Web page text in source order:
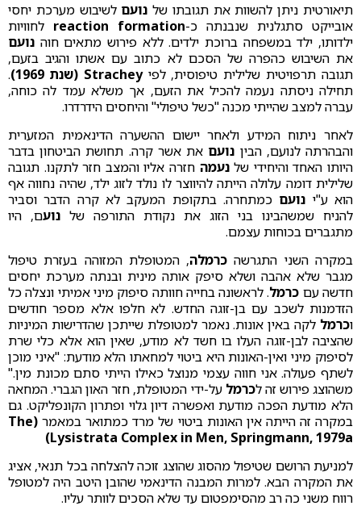
תיאורטית ניתן להשוות את תגובתו של נועם לשיבוש מערכת יחסי
אובייקט סתגלנית שנבנתה כ-reaction formation לחוויות
ילדותו, ילד במשפחה ברוכת ילדים. ללא פירוש מתאים חוה נועם
את השיבוש כהפרה של הסכם לא כתוב עם אשתו והגיב בזעם,
תגובה תרפויטית שלילית טיפוסית, לפיStrachey (שנת 1969)
.
תחילה ניסתה נעמה להכיל את הזעם, אך משלא עמד לה כוחה,
עברה למצב שהייתי מכנה "כשל טיפולי" והיחסים הידרדרו.
לאחר ניתוח המידע ולאחר יישום ההשערה הדינאמית המזערית
והבהרתה לנועם, הבין נועם את אשר קרה. תחושת הביטחון בדבר
היותו האחד והיחידי שלנעמה חזרה אליו והמצב חזר לתקנו. תגובה
שלילית דומה עלולה הייתה להיווצר לו נולד לזוג ילד, שהיה נחווה אף
הוא ע"י נועם כמתחרה. בתקופת המעקב לא קרה הדבר וסביר
להניח שמשהבינו בני הזוג את נקודת התורפה של נועם, היו
מתגברים בכוחות עצמם.
במקרה השני התגרשה כרמלה, המטופלת המזוהה בעזרת טיפול
מגבר שלא אהבה ושלא סיפק אותה מינית ובנתה מערכת יחסים
חדשה עם כרמל. לראשונה בחייה חוותה סיפוק מיני אמיתי ונצלה כל
הזדמנות לשכב עם בן-זוגה החדש. לא חלפו אלא מספר חודשים
וכרמל לקה באין אונות. נאמר למטופלת שייתכן שהדרישות המיניות
שהציבה לבן-זוגה העלו בו חשד לא מודע, שאין הוא אלא כלי שרת
לסיפוק מיני ואין-האונות היא ביטוי למחאתו הלא מודעת: "איני מוכן
לשתף פעולה. אני חווה עצמי מנוצל כאילו הייתי סתם מכונת מין."
משהוצג פירוש זה לכרמל על-ידי המטופלת, חזר האון הגברי. המחאה
הלא מודעת הפכה מודעת ואפשרה דיון גלוי ופתרון הקונפליקט. גם
במקרה זה הייתה אין האונות ביטוי של מרד כמתואר במאמר (The
Lysistrata Complex in Men, Springmann, 1979a)
למניעת הרושם שטיפול מהסוג שהוצג זוכה להצלחה בכל תנאי, אציג
את המקרה הבא. למרות המבנה הדינאמי שהובן היטב היה למטופל
רווח משני כה רב מהסימפטום עד שלא הסכים לוותר עליו.